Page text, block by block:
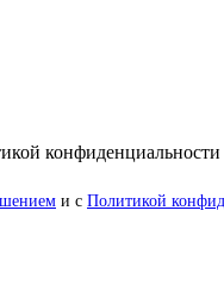
и с Политикой